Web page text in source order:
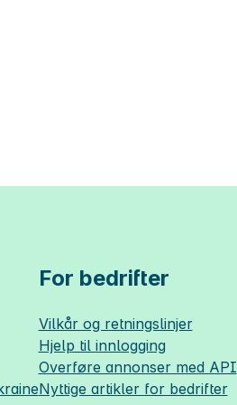
For bedrifter
Vilkår og retningslinjer
Hjelp til innlogging
Overføre annonser med API
Nyttige artikler for bedrifter